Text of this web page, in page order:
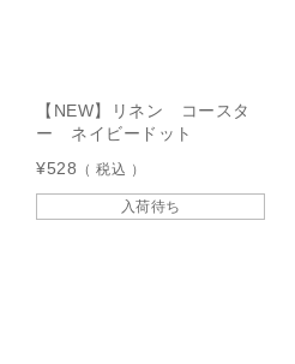
【NEW】リネン コースタ
ー ネイビードット
¥528 税込
入荷待ち